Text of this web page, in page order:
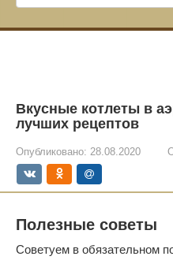
Вкусные котлеты в
лучших рецептов
Опубликовано: 28.08.2020
Полезные советы
Советуем в обязательном